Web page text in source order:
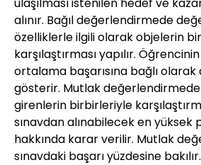
alınır. Bağıl değerlendirmede
özelliklerle ilgili olarak objelerin
karşılaştırması yapılır. Öğrencinin
ortalama başarısına bağlı olarak
gösterir. Mutlak değerlendirmede
girenlerin birbirleriyle
sınavdan alınabilecek en yüksek
hakkında karar verilir. Mutlak
sınavdaki başarı yüzdesine bakılır.